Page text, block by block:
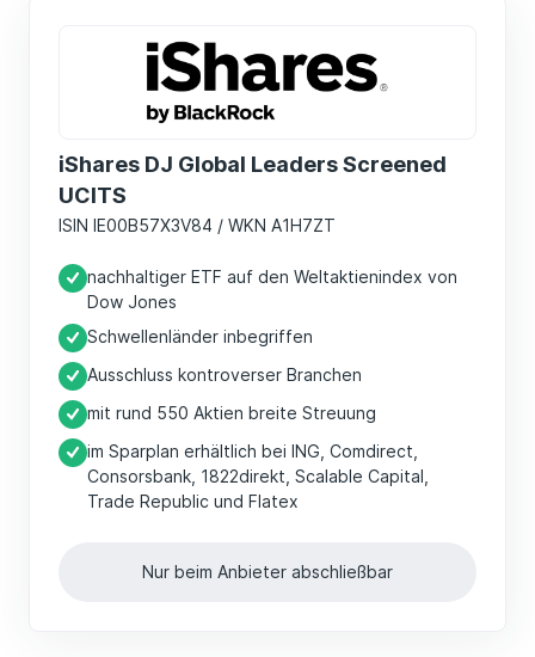
wurde der ETF im April 2025 in „iShares
Dow Jones Global Leaders Screened“
umbenannt. Bis April 2025 hieß der
empfohlene iShares-ETF „iShares Dow
Jones Global Sustainability“.
Der ETF musste also den Begriff
aus dem Namen streichen. Hintergrund ist,
den Begriff im Namen tragen dürfen, die zu
mindestens 50 Prozent in Unternehmen
investieren, deren wirtschaftliche Tätigkeit
zur Erreichung eines Umweltziels oder
eines sozialen Zieles beiträgt.
Unternehmen, die darunter fallen, sind
Energien oder Recyclingunternehmen.
iShares DJ Global Leaders Screened
UCITS
ISIN IE00B57X3V84 / WKN A1H7ZT
nachhaltiger ETF auf den Weltaktienindex von
Dow Jones
Schwellenländer inbegriffen
Ausschluss kontroverser Branchen
mit rund 550 Aktien breite Streuung
im Sparplan erhältlich bei ING, Comdirect,
Consorsbank, 1822direkt, Scalable Capital,
Trade Republic und Flatex
Nur beim Anbieter abschließbar